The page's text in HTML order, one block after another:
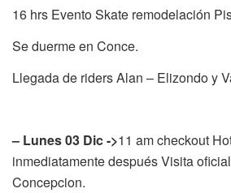
16 hrs Evento Skate remodelación
Se duerme en Conce.
Llegada de riders Alan – Elizondo y
– Lunes 03 Dic ->11 am checkout
inmediatamente después Visita
Concepcion.